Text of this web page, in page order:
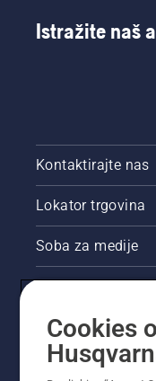
Istražite naš
Kontaktirajte nas
Lokator trgovina
Soba za medije
Akcije
Pravne
Ostale
Cookies